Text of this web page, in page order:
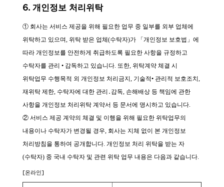
6. 개인정보 처리위탁
① 회사는 서비스 제공을 위해 필요한 업무 중 일부를 외부 업체에
위탁하고 있으며, 위탁 받은 업체(수탁자)가 「개인정보 보호법」에
따라 개인정보를 안전하게 취급하도록 필요한 사항을 규정하고
수탁자를 관리 • 감독하고 있습니다. 또한, 위탁계약 체결 시
위탁업무 수행목적 외 개인정보 처리금지, 기술적• 관리적 보호조치,
재위탁 제한, 수탁자에 대한 관리 ․ 감독, 손해배상 등 책임에 관한
사항을 개인정보 처리위탁 계약서 등 문서에 명시하고 있습니다.
② 서비스 제공 계약의 체결 및 이행을 위해 필요한 위탁업무의
내용이나 수탁자가 변경될 경우, 회사는 지체 없이 본 개인정보
처리방침을 통하여 공개합니다. 개인정보 처리 위탁을 받는 자
(수탁자) 중 국내 수탁자 및 관련 위탁 업무 내용은 다음과 같습니다.
[온라인]